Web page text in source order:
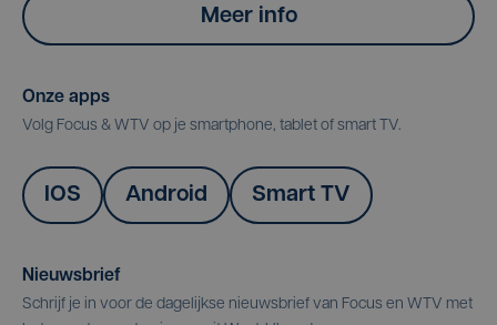
Meer info
Onze apps
Volg Focus & WTV op je smartphone, tablet of smart TV.
IOS Android Smart TV
Nieuwsbrief
Schrijf je in voor de dagelijkse nieuwsbrief van Focus en WTV met